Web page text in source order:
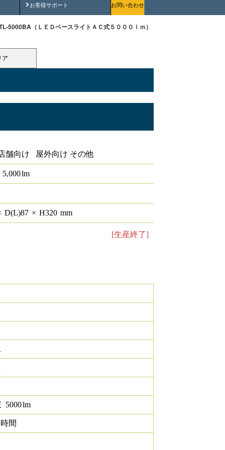
お客様サポート
安全にご使用いただくためにお問い合わせ
5000BA（ＬＥＤベースライトＡＣ式５０００ｌｍ）
ア
舗向け 屋外向け その他
lm
D(L)87 × H320 mm
[生産終了]
5000lm
間